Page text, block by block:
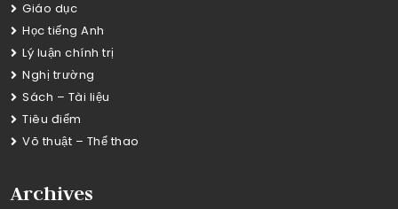
Giáo dục
Học tiếng Anh
Lý luận chính trị
Nghị trường
Sách – Tài liệu
Tiêu điểm
Võ thuật – Thể thao
Archives